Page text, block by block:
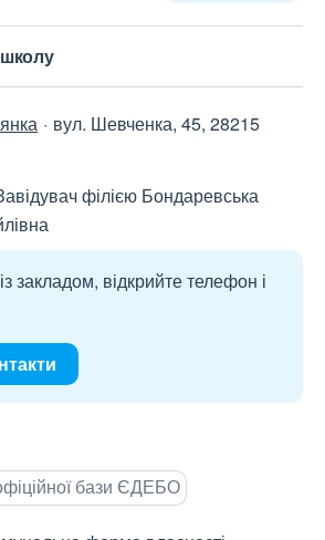
вул. Шевченка, 45, 28215
філією Бондаревська
закладом, відкрийте телефон і
бази ЄДЕБО